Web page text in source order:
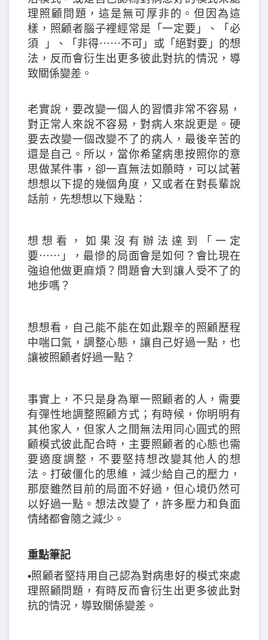
理照顧問題，這是無可厚非的。但因為這
樣，照顧者腦子裡經常是「一定要」、「必
須 」、「非得⋯⋯不可」或「絕對要」的想
法，反而會衍生出更多彼此對抗的情況，導
致關係變差。
老實說，要改變一個人的習慣非常不容易，
對正常人來說不容易，對病人來說更是。硬
要去改變一個改變不了的病人，最後辛苦的
還是自己。所以，當你希望病患按照你的意
思做某件事，卻一直無法如願時，可以試著
想想以下提的幾個角度，又或者在對長輩說
話前，先想想以下幾點：
想想看，如果沒有辦法達到「一定
要⋯⋯」，最慘的局面會是如何？會比現在
強迫他做更麻煩？問題會大到讓人受不了的
地步嗎？
想想看，自己能不能在如此艱辛的照顧歷程
中喘口氣，調整心態，讓自己好過一點，也
讓被照顧者好過一點？
事實上，不只是身為單一照顧者的人，需要
有彈性地調整照顧方式；有時候，你明明有
其他家人，但家人之間無法用同心圓式的照
顧模式彼此配合時，主要照顧者的心態也需
要適度調整，不要堅持想改變其他人的想
法。打破僵化的思維，減少給自己的壓力，
那麼雖然目前的局面不好過，但心境仍然可
以好過一點。想法改變了，許多壓力和負面
情緒都會隨之減少。
重點筆記
•照顧者堅持用自己認為對病患好的模式來處
理照顧問題，有時反而會衍生出更多彼此對
抗的情況，導致關係變差。